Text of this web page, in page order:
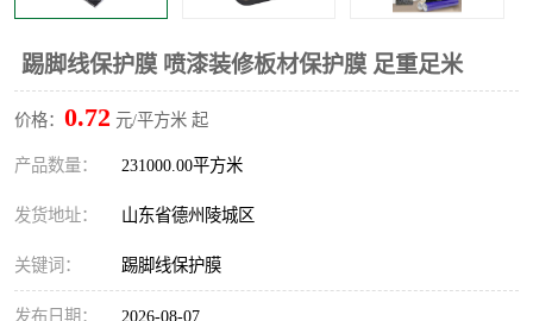
踢脚线保护膜 喷漆装修板材保护膜 足重足米
价格： 0.72 元/平方米 起
产品数量： 231000.00平方米
发货地址： 山东省德州陵城区
关键词： 踢脚线保护膜
发布日期： 2026-08-07